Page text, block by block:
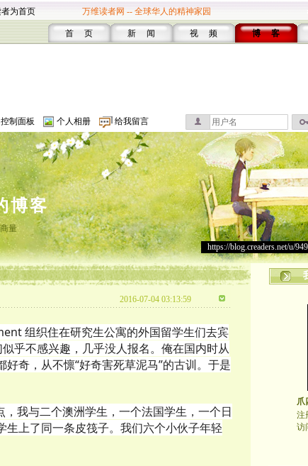
为首页 万维读者网 -- 全球华人的精神家园
首 页 新 闻 视 频 博 客
控制面板 个人相册 给我留言
博客
量
https://blog.creaders.net/u/
2016-07-04 03:13:59
组织住在研究生公寓的外国留学生们去宾
乎不感兴趣，几乎没人报名。俺在国内时从
奇，从不懔“好奇害死草泥马”的古训。于是
我与二个澳洲学生，一个法国学生，一个日
上了同一条皮筏子。我们六个小伙子年轻
爪
注
访